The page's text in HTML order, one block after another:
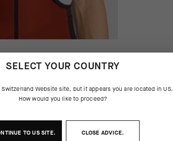
SELECT YOUR COUNTRY
Switzerland Websitesite, but it appears you are located in US.
How would you like to proceed?
TOUSSITE. CLOSE ADVICE.